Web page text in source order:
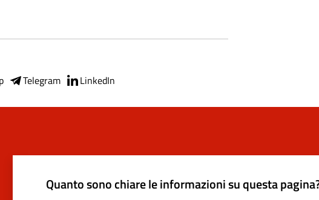
Telegram LinkedIn
Quanto sono chiare le informazioni su questa